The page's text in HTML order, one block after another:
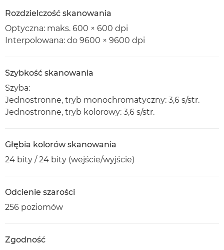
Rozdzielczość skanowania
Optyczna: maks. 600 × 600 dpi
Interpolowana: do 9600 × 9600 dpi
Szybkość skanowania
Szyba:
Jednostronne, tryb monochromatyczny: 3,6 s/str.
Jednostronne, tryb kolorowy: 3,6 s/str.
Głębia kolorów skanowania
24 bity / 24 bity (wejście/wyjście)
Odcienie szarości
256 poziomów
Zgodność